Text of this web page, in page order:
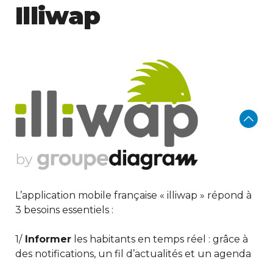
Illiwap
L’application mobile française « illiwap » répond à
3 besoins essentiels :
1/Informer les habitants en temps réel : grâce à
des notifications, un fil d’actualités et un agenda